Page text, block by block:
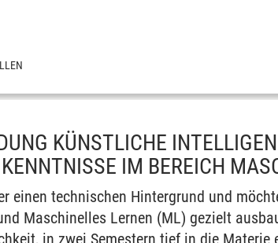
KÜNSTLICHE
IM BEREICH
einen technischen Hintergrund und
Maschinelles Lernen (ML) gezielt
in zwei Semestern tief in die